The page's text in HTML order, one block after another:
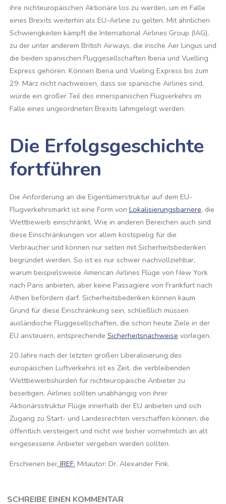
ihre nichteuropäischen Aktionäre los zu werden, um im Falle
eines Brexits weiterhin als EU-Airline zu gelten. Mit ähnlichen
Schwierigkeiten kämpft die International Airlines Group (IAG),
zu der unter anderem British Airways, die irische Aer Lingus und
die beiden spanischen Fluggesellschaften Iberia und Vuelling
Express gehören. Können Iberia und Vueling Express bis zum
29. März nicht nachweisen, dass sie spanische Airlines sind,
würde ein großer Teil des innerspanischen Flugverkehrs im
Falle eines ungeordneten Brexits lahmgelegt werden.
Die Erfolgsgeschichte
fortführen
Die Anforderung an die Eigentümerstruktur auf dem EU-
Flugverkehrsmarkt ist eine Form von Lokalisierungsbarriere, die
Wettbewerb einschränkt. Wie in anderen Bereichen auch sind
diese Einschränkungen vor allem kostspielig für die
Verbraucher und können nur selten mit Sicherheitsbedenken
begründet werden. So ist es nur schwer nachvollziehbar,
warum beispielsweise American Airlines Flüge von New York
nach Paris anbieten, aber keine Passagiere von Frankfurt nach
Athen befördern darf. Sicherheitsbedenken können kaum
Grund für diese Einschränkung sein, schließlich müssen
ausländische Fluggesellschaften, die schon heute Ziele in der
EU ansteuern, entsprechende Sicherheitsnachweise vorlegen.
20 Jahre nach der letzten großen Liberalisierung des
europäischen Luftverkehrs ist es Zeit, die verbleibenden
Wettbewerbshürden für nichteuropäische Anbieter zu
beseitigen. Airlines sollten unabhängig von ihrer
Aktionärsstruktur Flüge innerhalb der EU anbieten und sich
Zugang zu Start- und Landesrechten verschaffen können, die
öffentlich versteigert und nicht wie bisher vornehmlich an alt
eingesessene Anbieter vergeben werden sollten.
Erschienen bei: IREF. Mitautor: Dr. Alexander Fink.
SCHREIBE EINEN KOMMENTAR